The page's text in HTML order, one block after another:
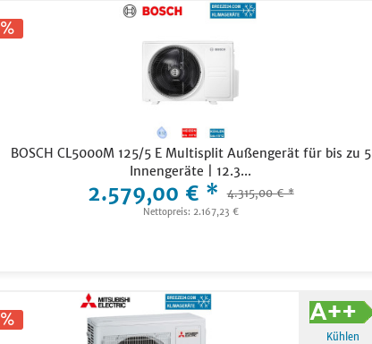
BOSCH CL5000M 125/5 E Multisplit Außengerät für bis zu 5
Innengeräte | 12.3...
2.579,00 € * 4.315,00 € *
Nettopreis: 2.167,23 €
Kühlen